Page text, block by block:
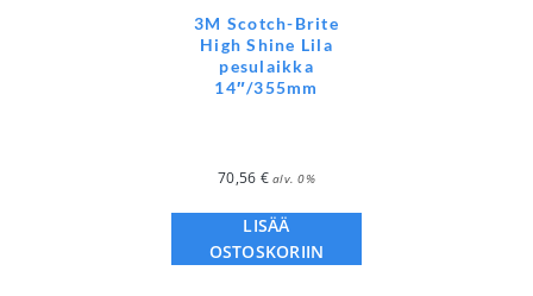
3M Scotch-Brite
High Shine Lila
pesulaikka
14″/355mm
70,56 € alv. 0%
LISÄÄ
OSTOSKORIIN